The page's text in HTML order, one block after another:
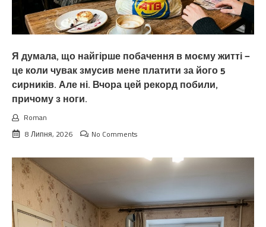
Я думала, що найгірше побачення в моєму житті —
це коли чувак змусив мене платити за його 5
сирників. Але ні. Вчора цей рекорд побили,
причому з ноги.
Roman
8 Липня, 2026
No Comments